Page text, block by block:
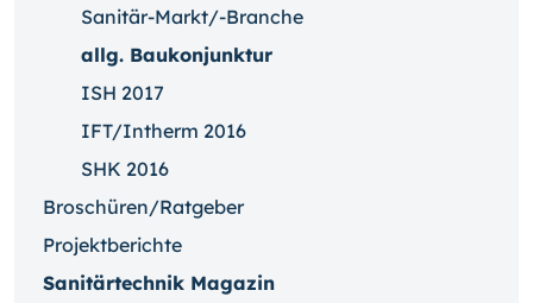
Sanitär-Markt/-Branche
allg. Baukonjunktur
ISH 2017
IFT/Intherm 2016
SHK 2016
Broschüren/Ratgeber
Projektberichte
Sanitärtechnik Magazin